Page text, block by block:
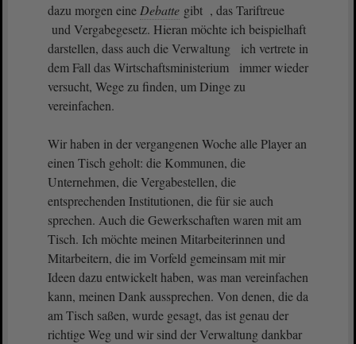
dazu morgen eine Debatte gibt , das Tariftreue
und Vergabegesetz. Hieran möchte ich beispielhaft
darstellen, dass auch die Verwaltung ich vertrete in
dem Fall das Wirtschaftsministerium immer wieder
versucht, Wege zu finden, um Dinge zu
vereinfachen.
Wir haben in der vergangenen Woche alle Player an
einen Tisch geholt: die Kommunen, die
Unternehmen, die Vergabestellen, die
entsprechenden Institutionen, die für sie auch
sprechen. Auch die Gewerkschaften waren mit am
Tisch. Ich möchte meinen Mitarbeiterinnen und
Mitarbeitern, die im Vorfeld gemeinsam mit mir
Ideen dazu entwickelt haben, was man vereinfachen
kann, meinen Dank aussprechen. Von denen, die da
am Tisch saßen, wurde gesagt, das ist genau der
richtige Weg und wir sind der Verwaltung dankbar